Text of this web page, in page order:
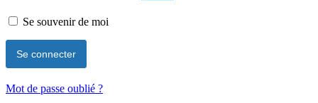
Se souvenir de moi
Mot de passe oublié ?